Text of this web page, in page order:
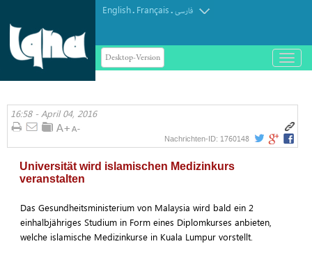
English. Français.فارسی
Desktop-Version
باز
و
کردن
16:58 - April 04, 2016
Nachrichten-ID: 1760148
Universität wird islamischen Medizinkurs
veranstalten
Das Gesundheitsministerium von Malaysia wird bald ein 2
einhalbjähriges Studium in Form eines Diplomkurses anbieten,
welche islamische Medizinkurse in Kuala Lumpur vorstellt.